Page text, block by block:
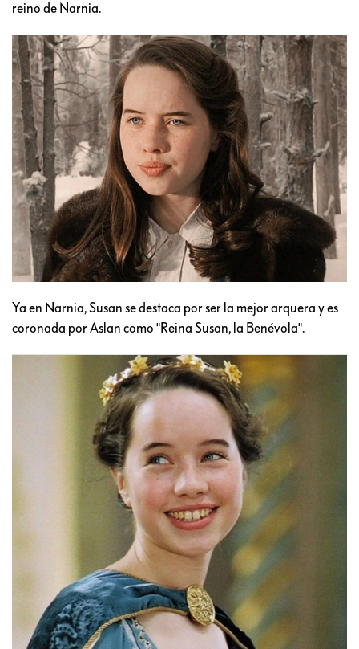
reino de Narnia.
Ya en Narnia, Susan se destaca por ser la mejor arquera y es
coronada por Aslan como "Reina Susan, la Benévola".